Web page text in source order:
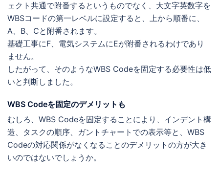
ェクト共通で附番するというものでなく、大文字英数字を
WBSコードの第一レベルに設定すると、上から順番に、
A、B、Cと附番されます。
基礎工事にF、電気システムにEが附番されるわけであり
ません。
したがって、そのようなWBS Codeを固定する必要性は低
いと判断しました。
WBS Codeを固定のデメリットも
むしろ、WBS Codeを固定することにより、インデント構
造、タスクの順序、ガントチャートでの表示等と、WBS
Codeの対応関係がなくなることのデメリットの方が大き
いのではないでしょうか。